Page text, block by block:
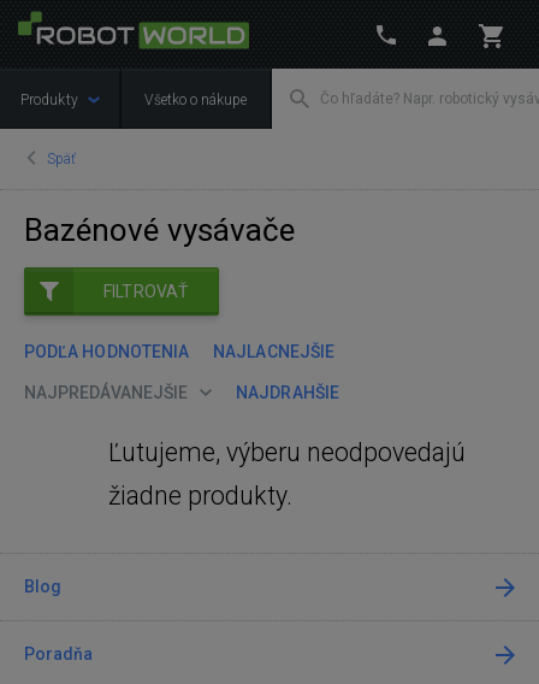
Produkty Všetko o nákupe
Späť
Bazénové vysávače
FILTROVAŤ
PODĽA HODNOTENIA NAJLACNEJŠIE
NAJPREDÁVANEJŠIE NAJDRAHŠIE
Ľutujeme, výberu neodpovedajú
žiadne produkty.
Blog
Poradňa